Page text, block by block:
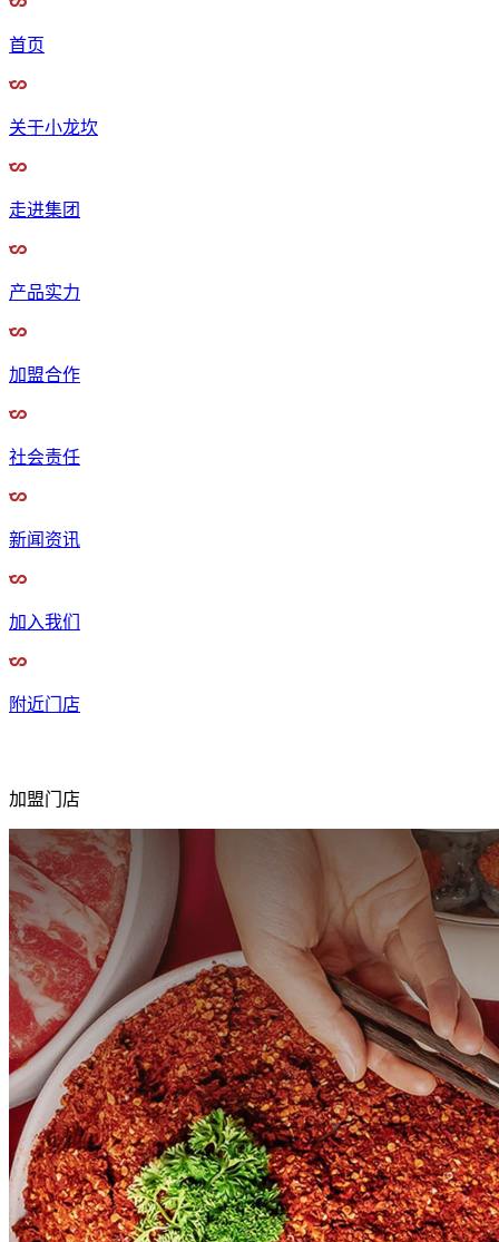
首页
关于小龙坎
走进集团
产品实力
加盟合作
社会责任
新闻资讯
加入我们
附近门店
加盟门店